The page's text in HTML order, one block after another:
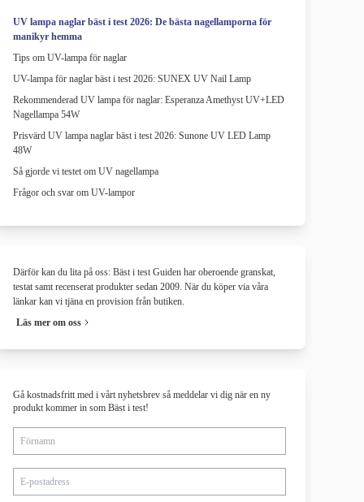
UV lampa naglar bäst i test 2026: De bästa nagellamporna för
manikyr hemma
Tips om UV-lampa för naglar
UV-lampa för naglar bäst i test 2026: SUNEX UV Nail Lamp
Rekommenderad UV lampa för naglar: Esperanza Amethyst UV+LED
Nagellampa 54W
Prisvärd UV lampa naglar bäst i test 2026: Sunone UV LED Lamp
48W
Så gjorde vi testet om UV nagellampa
Frågor och svar om UV-lampor
Därför kan du lita på oss: Bäst i test Guiden har oberoende granskat,
testat samt recenserat produkter sedan 2009. När du köper via våra
länkar kan vi tjäna en provision från butiken.
Läs mer om oss
Gå kostnadsfritt med i vårt nyhetsbrev så meddelar vi dig när en ny
produkt kommer in som Bäst i test!